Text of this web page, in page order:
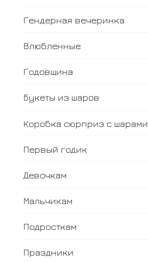
Гендерная вечеринка
Влюбленные
Годовщина
Букеты из шаров
Коробка сюрприз с шарами
Первый годик
Девочкам
Мальчикам
Подросткам
Праздники